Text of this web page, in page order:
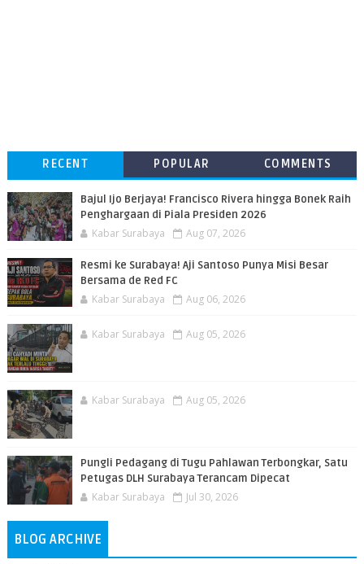
RECENT POPULAR COMMENTS
Bajul Ijo Berjaya! Francisco Rivera hingga Bonek Raih
Penghargaan di Piala Presiden 2026
Kabar Surabaya Aug 07, 2026
Resmi ke Surabaya! Aji Santoso Punya Misi Besar
Bersama de Red FC
Kabar Surabaya Aug 06, 2026
Kabar Surabaya Aug 05, 2026
Kabar Surabaya Aug 05, 2026
Pungli Pedagang di Tugu Pahlawan Terbongkar, Satu
Petugas DLH Surabaya Terancam Dipecat
Kabar Surabaya Jul 30, 2026
BLOG ARCHIVE